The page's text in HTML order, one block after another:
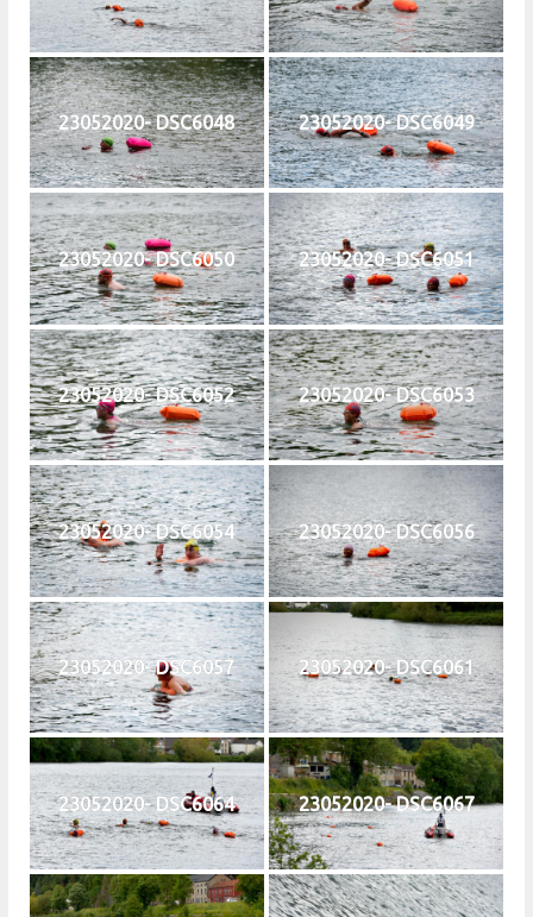
23052020- DSC6048 23052020- DSC6049
23052020- DSC6050 23052020- DSC6051
23052020- DSC6052 23052020- DSC6053
23052020- DSC6054 23052020- DSC6056
23052020- DSC6057 23052020- DSC6061
23052020- DSC6064 23052020- DSC6067